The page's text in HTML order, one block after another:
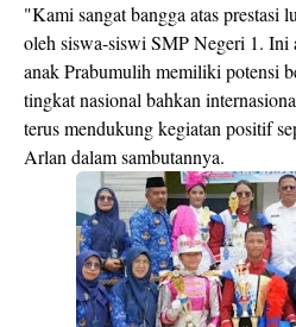
"Kami sangat bangga atas prestasi
oleh siswa-siswi SMP Negeri 1. Ini
anak Prabumulih memiliki potensi
tingkat nasional bahkan
terus mendukung kegiatan positif
Arlan dalam sambutannya.